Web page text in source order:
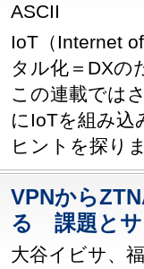
ASCII
IoT（Internet
タル化＝DXの
この連載では
にIoTを組み込
ヒントを探りま
VPNから
る 課題とサ
大谷イビサ、